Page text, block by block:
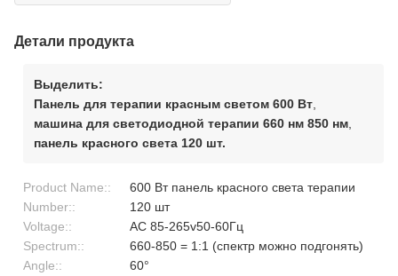
Детали продукта
Выделить:
Панель для терапии красным светом 600 Вт
машина для светодиодной терапии 660 нм 850 нм
панель красного света 120 шт.
Product Name::
600 Вт панель красного света терапии
Number::
120 шт
Voltage::
AC 85-265v50-60Гц
Spectrum::
660-850 = 1:1 (спектр можно подгонять)
Angle::
60°